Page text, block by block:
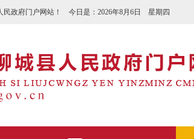
民政府门户网站！ 今日是： 2026年8月6日 星期四